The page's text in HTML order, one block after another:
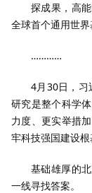
探成果，高
全球首个通用世界
…………
4月30日，习
研究是整个科学
力度、更实举措
牢科技强国建设根
基础雄厚的
一线寻找答案。